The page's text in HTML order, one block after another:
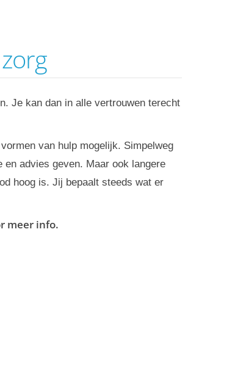
Je kan dan in alle vertrouwen terecht
van hulp mogelijk. Simpelweg
advies geven. Maar ook langere
hoog is. Jij bepaalt steeds wat er
meer info.